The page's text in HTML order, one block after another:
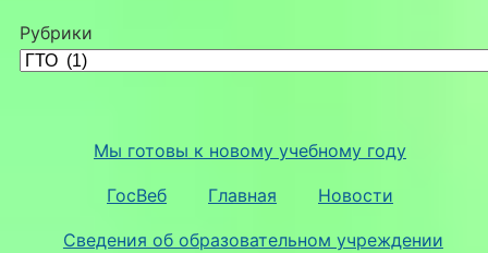
Рубрики
Мы готовы к новому учебному году
ГосВеб Главная Новости
Сведения об образовательном учреждении